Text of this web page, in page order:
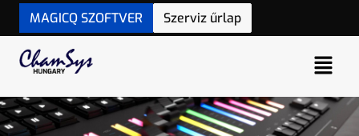
MAGICQ SZOFTVER Szerviz űrlap